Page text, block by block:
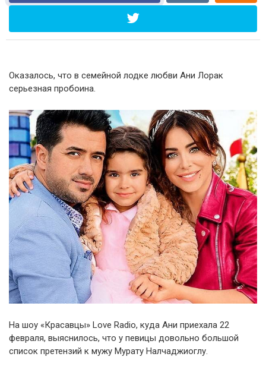
Оказалось, что в семейной лодке любви Ани Лорак
серьезная пробоина.
На шоу «Красавцы» Love Radio, куда Ани приехала 22
февраля, выяснилось, что у певицы довольно большой
список претензий к мужу Мурату Налчаджиоглу.